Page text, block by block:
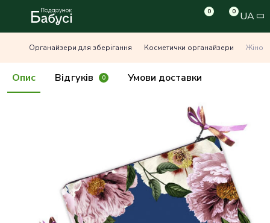
0 0 UA
Органайзери для зберігання Косметички органайзери
Опис Відгуків 0 Умови доставки